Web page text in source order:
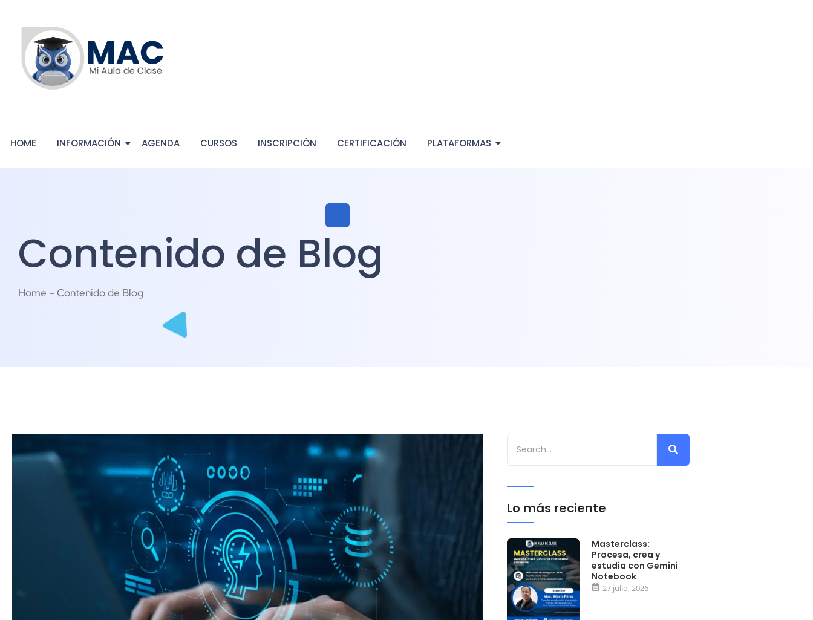
HOME INFORMACIÓN AGENDA CURSOS INSCRIPCIÓN CERTIFICACIÓN PLATAFORMAS
Contenido de Blog
Home – Contenido de Blog
Lo más reciente
Masterclass:
Procesa, crea y
estudia con Gemini
Notebook
27 julio, 2026